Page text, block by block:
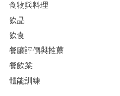
食物與料理
飲品
飲食
餐廳評價與推薦
餐飲業
體能訓練